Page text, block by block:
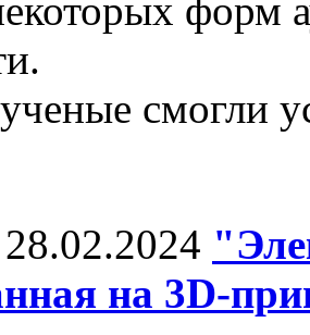
форм
смогли
28.02.2024
на 3D-